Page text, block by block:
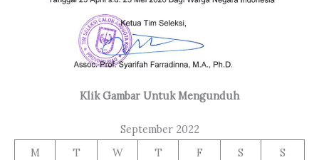
Klik Gambar Untuk Mengunduh
September 2022
M
T W T F S
S